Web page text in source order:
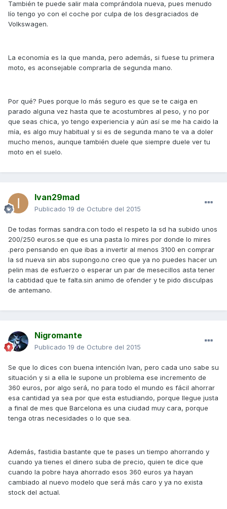
También te puede salir mala comprándola nueva, pues menudo
lío tengo yo con el coche por culpa de los desgraciados de
Volkswagen.
La economía es la que manda, pero además, si fuese tu primera
moto, es aconsejable comprarla de segunda mano.
Por qué? Pues porque lo más seguro es que se te caiga en
parado alguna vez hasta que te acostumbres al peso, y no por
que seas chica, yo tengo experiencia y aún así se me ha caido la
mía, es algo muy habitual y si es de segunda mano te va a doler
mucho menos, aunque también duele que siempre duele ver tu
moto en el suelo.
Ivan29mad
Publicado 19 de Octubre del 2015
De todas formas sandra.con todo el respeto la sd ha subido unos
200/250 euros.se que es una pasta lo mires por donde lo mires
.pero pensando en que ibas a invertir al menos 3100 en comprar
la sd nueva sin abs supongo.no creo que ya no puedes hacer un
pelin mas de esfuerzo o esperar un par de mesecillos asta tener
la cabtidad que te falta.sin animo de ofender y te pido disculpas
de antemano.
Nigromante
Publicado 19 de Octubre del 2015
Se que lo dices con buena intención Ivan, pero cada uno sabe su
situación y si a ella le supone un problema ese incremento de
360 euros, por algo será, no para todo el mundo es fácil ahorrar
esa cantidad ya sea por que esta estudiando, porque llegue justa
a final de mes que Barcelona es una ciudad muy cara, porque
tenga otras necesidades o lo que sea.
Además, fastidia bastante que te pases un tiempo ahorrando y
cuando ya tienes el dinero suba de precio, quien te dice que
cuando la pobre haya ahorrado esos 360 euros ya hayan
cambiado al nuevo modelo que será más caro y ya no exista
stock del actual.